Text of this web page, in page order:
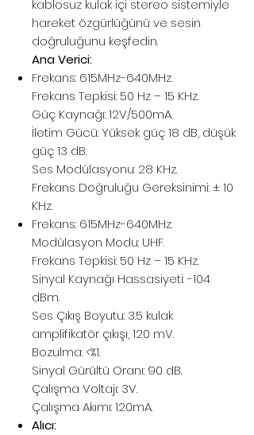
kablosuz kulak içi stereo sistemiyle
hareket özgürlüğünü ve sesin
doğruluğunu keşfedin.
Ana Verici:
Frekans: 615MHz-640MHz.
Frekans Tepkisi: 50 Hz – 15 KHz.
Güç Kaynağı: 12V/500mA.
İletim Gücü: Yüksek güç 18 dB, düşük
güç 13 dB.
Ses Modülasyonu: 28 KHz.
Frekans Doğruluğu Gereksinimi: ± 10
KHz.
Frekans: 615MHz-640MHz.
Modülasyon Modu: UHF.
Frekans Tepkisi: 50 Hz – 15 KHz.
Sinyal Kaynağı Hassasiyeti: -104
dBm.
Ses Çıkış Boyutu: 3.5 kulak
amplifikatör çıkışı, 120 mV.
Bozulma: <%1.
Sinyal Gürültü Oranı: 90 dB.
Çalışma Voltajı: 3V.
Çalışma Akımı: 120mA.
Alıcı: